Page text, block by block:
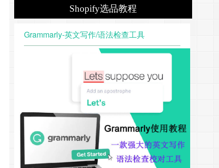
Shopify选品教程
Grammarly-英文写作/语法检查工具